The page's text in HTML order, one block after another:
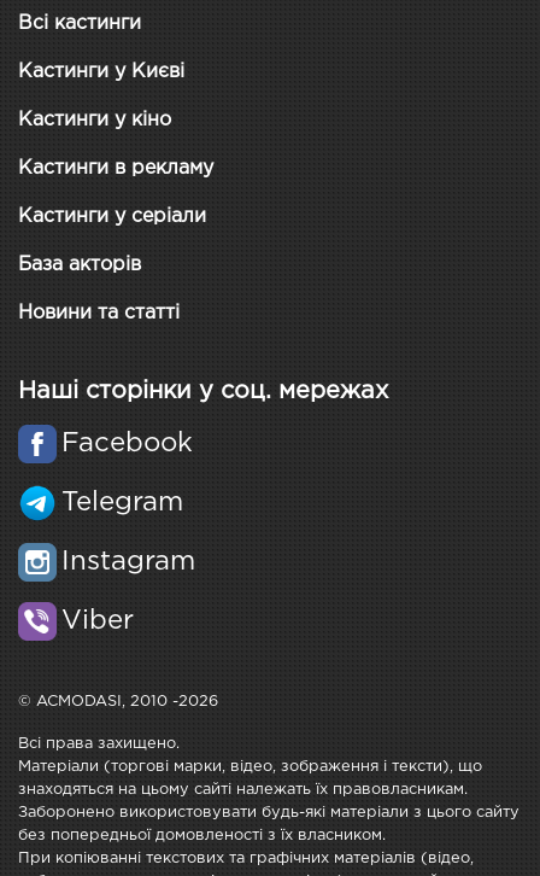
Всі кастинги
Кастинги у Києві
Кастинги у кіно
Кастинги в рекламу
Кастинги у серіали
База акторів
Новини та статті
Наші сторінки у соц. мережах
Facebook
Telegram
Instagram
Viber
© ACMODASI, 2010 -2026
Всі права захищено.
Матеріали (торгові марки, відео, зображення і тексти), що
знаходяться на цьому сайті належать їх правовласникам.
Заборонено використовувати будь-які матеріали з цього сайту
без попередньої домовленості з їх власником.
При копіюванні текстових та графічних матеріалів (відео,